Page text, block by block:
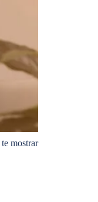
mostrar